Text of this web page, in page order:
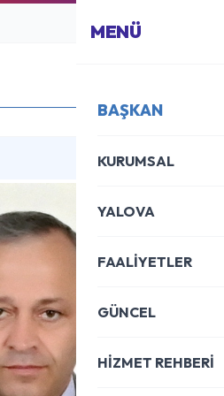
BAŞVURU MERKEZİ
MENÜ
BAŞKAN
KURUMSAL
YALOVA
FAALİYETLER
GÜNCEL
HİZMET REHBERİ